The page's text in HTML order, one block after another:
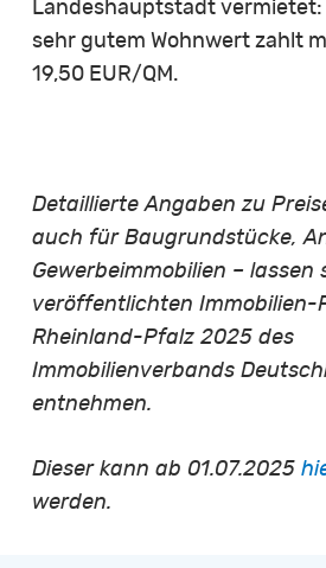
Landeshauptstadt
sehr gutem Wohnwert zahlt
19,50 EUR/QM.
Detaillierte Angaben zu
auch für Baugrundstücke,
Gewerbeimmobilien – lassen
veröffentlichten Immobilien-
Rheinland-Pfalz 2025 des
Immobilienverbands
entnehmen.
Dieser kann ab 01.07.2025
werden.